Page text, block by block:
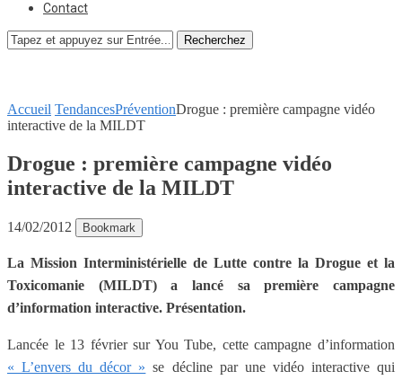
Contact
Recherchez
Accueil TendancesPréventionDrogue : première campagne vidéo
interactive de la MILDT
Drogue : première campagne vidéo
interactive de la MILDT
14/02/2012 Bookmark
La Mission Interministérielle de Lutte contre la Drogue et la
Toxicomanie (MILDT) a lancé sa première campagne
d’information interactive. Présentation.
Lancée le 13 février sur You Tube, cette campagne d’information
« L’envers du décor » se décline par une vidéo interactive qui